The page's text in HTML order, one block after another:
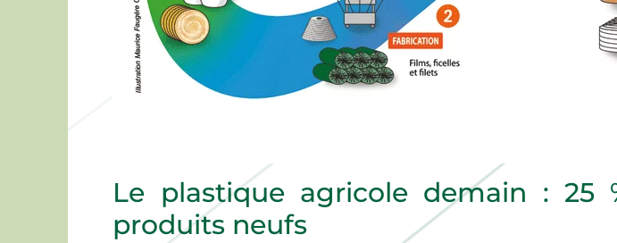
Le plastique agricole demain : 25
produits neufs